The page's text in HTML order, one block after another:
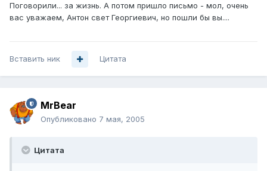
Поговорили... за жизнь. А потом пришло письмо - мол, очень
вас уважаем, Антон свет Георгиевич, но пошли бы вы....
Вставить ник Цитата
MrBear
Опубликовано 7 мая, 2005
Цитата